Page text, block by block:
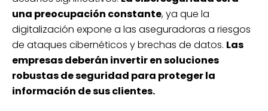
una preocupación constante, ya que la
digitalización expone a las aseguradoras a riesgos
de ataques cibernéticos y brechas de datos. Las
empresas deberán invertir en soluciones
robustas de seguridad para proteger la
información de sus clientes.